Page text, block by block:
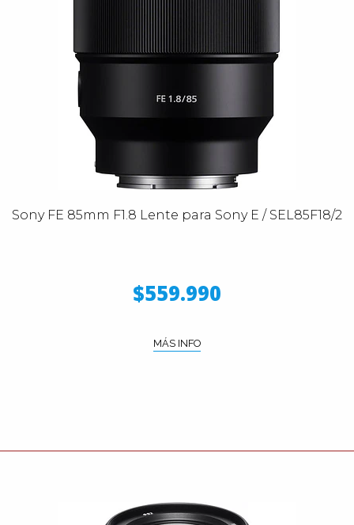
Sony FE 85mm F1.8 Lente para Sony E / SEL85F18/2
$559.990
MÁS INFO